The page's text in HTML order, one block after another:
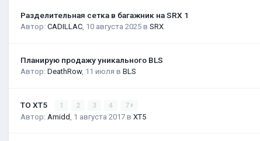
Разделительная сетка в багажник на SRX 1
Автор: CADILLAC 10 августа 2025 в SRX
Планирую продажу уникального BLS
Автор: DeathRow, 11 июля в BLS
ТО XT5 1 2 3 4 7
Автор: Amidd 1 августа 2017 в XT5